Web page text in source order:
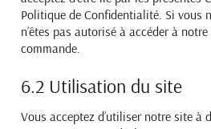
Politique de Confidentialité. Si vous
n’êtes pas autorisé à accéder à
commande.
6.2 Utilisation du site
Vous acceptez d’utiliser notre site à